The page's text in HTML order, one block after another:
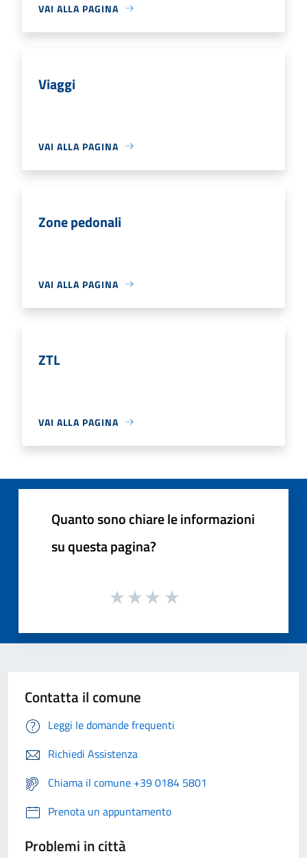
VAI ALLA PAGINA
Viaggi
VAI ALLA PAGINA
Zone pedonali
VAI ALLA PAGINA
ZTL
VAI ALLA PAGINA
Quanto sono chiare le informazioni
su questa pagina?
Contatta il comune
Leggi le domande frequenti
Richiedi Assistenza
Chiama il comune +39 0184 5801
Prenota un appuntamento
Problemi in città